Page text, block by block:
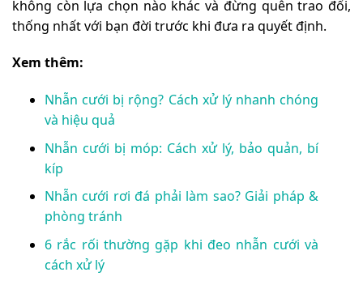
không còn lựa chọn nào khác và đừng quên trao đổi,
thống nhất với bạn đời trước khi đưa ra quyết định.
Xem thêm:
Nhẫn cưới bị rộng? Cách xử lý nhanh chóng
và hiệu quả
Nhẫn cưới bị móp: Cách xử lý, bảo quản, bí
kíp
Nhẫn cưới rơi đá phải làm sao? Giải pháp &
phòng tránh
6 rắc rối thường gặp khi đeo nhẫn cưới và
cách xử lý